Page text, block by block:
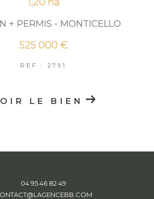
+ PERMIS - MONTICELLO
525 000 €
REF : 2791
LE BIEN
04 95 46 82 49